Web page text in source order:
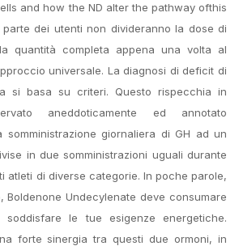
and how the ND alter the pathway ofthis
parte dei utenti non divideranno la dose di
quantità completa appena una volta al
universale. La diagnosi di deficit di
si basa su criteri. Questo rispecchia in
aneddoticamente ed annotato
somministrazione giornaliera di GH ad un
in due somministrazioni uguali durante
atleti di diverse categorie. In poche parole,
Boldenone Undecylenate deve consumare
le tue esigenze energetiche.
forte sinergia tra questi due ormoni, in